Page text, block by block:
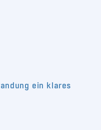
ein klares